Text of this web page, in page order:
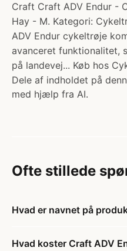
Craft Craft ADV Endur -
Hay - M. Kategori:
ADV Endur cykeltrøje
avanceret funktionalitet,
på landevej... Køb hos
Dele af indholdet på
med hjælp fra AI.
Ofte stillede
Hvad er navnet på
Hvad koster Craft ADV